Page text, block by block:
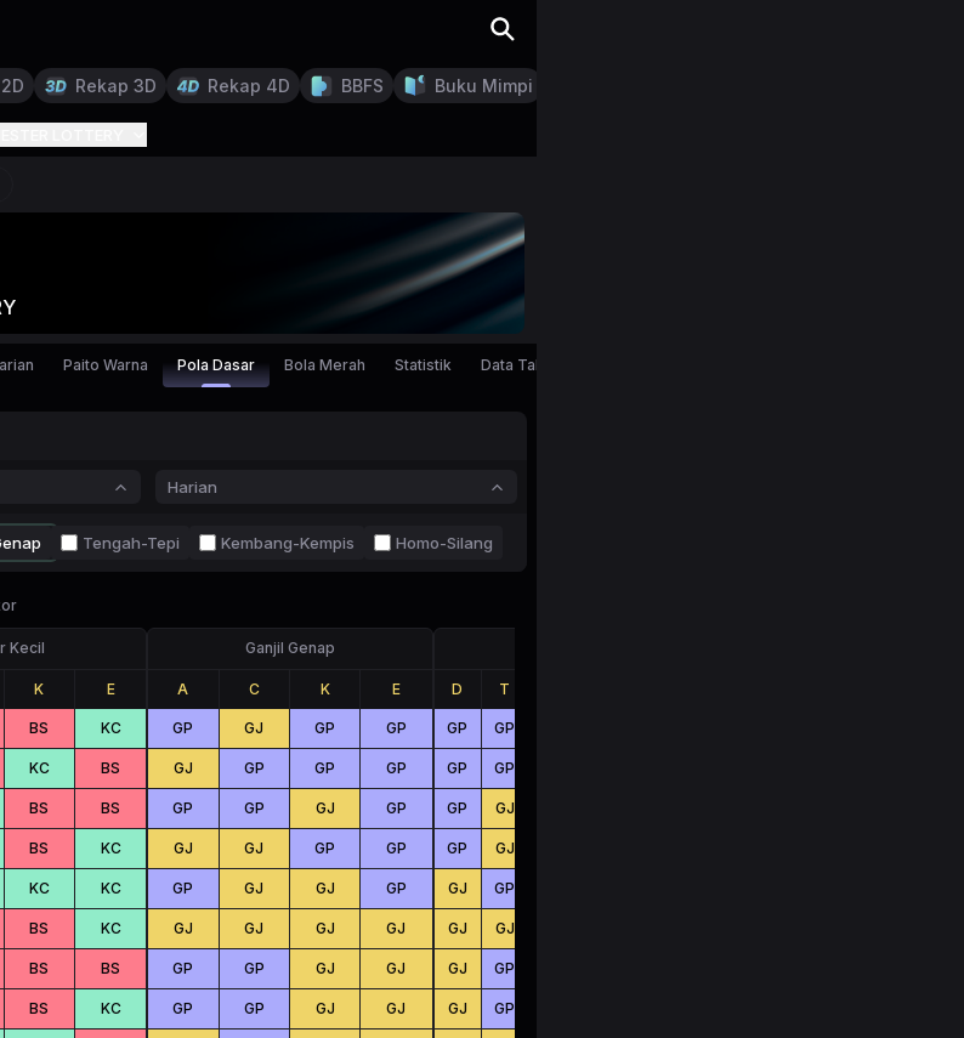
Rekap 3D Rekap 4D BBFS Buku Mimpi
Paito Warna Pola Dasar Bola Merah Statistik Data Tahunan
Harian
Tengah-Tepi Kembang-Kempis Homo-Silang
Kecil
K E
BS KC
KC BS
BS BS
BS KC
KC KC
BS KC
BS BS
BS KC
Ganjil Genap
A C K E
GP GJ GP GP
GJ GP GP GP
GP GP GJ GP
GJ GJ GP GP
GP GJ GJ GP
GJ GJ GJ GJ
GP GP GJ GJ
GP GP GJ GJ
D T
GP GP
GP GP
GP GJ
GP GJ
GJ GP
GJ GJ
GJ GP
GJ GP